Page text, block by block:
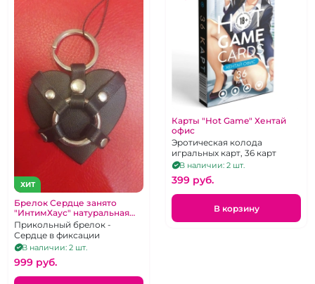
ХИТ
Брелок Сердце занято
"ИнтимХаус" натуральная
кожа
Прикольный брелок -
Сердце в фиксации
В наличии: 2 шт.
999 pуб.
Карты "Hot Game" Хентай
офис
Эротическая колода
игральных карт, 36 карт
В наличии: 2 шт.
399 pуб.
В корзину